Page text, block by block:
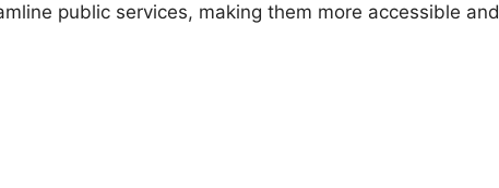
public services, making them more accessible and